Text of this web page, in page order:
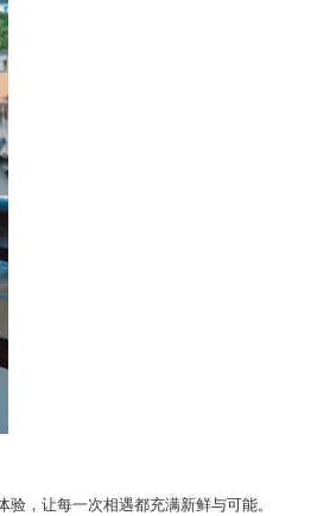
，让每一次相遇都充满新鲜与可能。